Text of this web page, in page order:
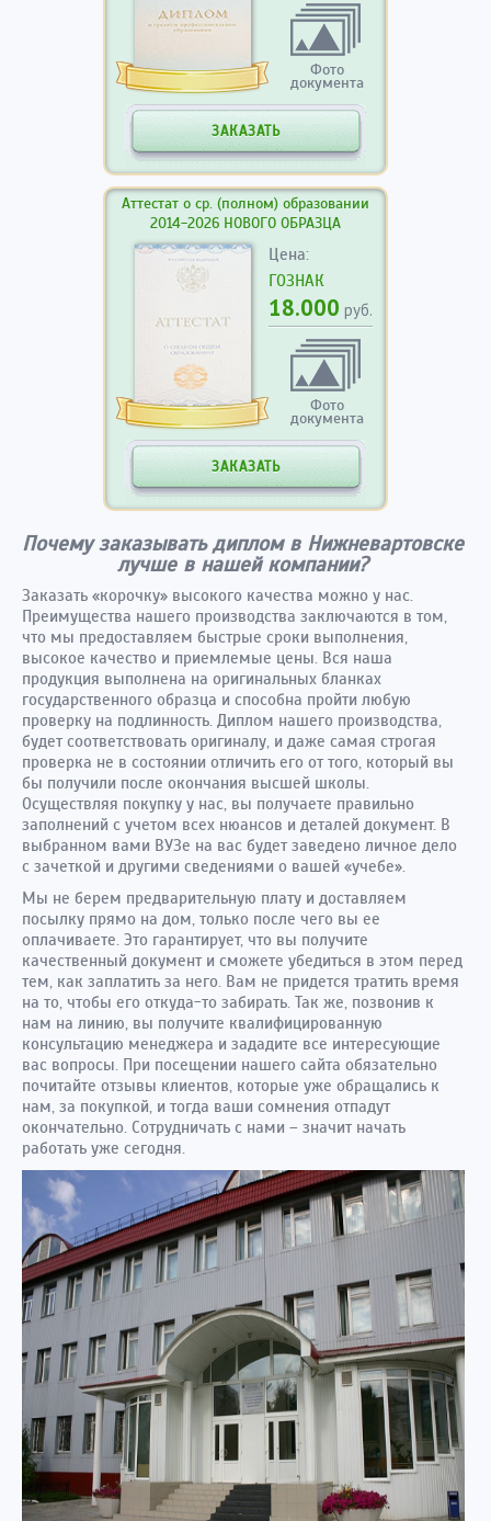
Фото
документа
ЗАКАЗАТЬ
Аттестат о ср. (полном) образовании
2014-2026 НОВОГО ОБРАЗЦА
Цена:
ГОЗНАК
18.000 руб.
Фото
документа
ЗАКАЗАТЬ
Почему заказывать диплом в Нижневартовске
лучше в нашей компании?
Заказать «корочку» высокого качества можно у нас.
Преимущества нашего производства заключаются в том,
что мы предоставляем быстрые сроки выполнения,
высокое качество и приемлемые цены. Вся наша
продукция выполнена на оригинальных бланках
государственного образца и способна пройти любую
проверку на подлинность. Диплом нашего производства,
будет соответствовать оригиналу, и даже самая строгая
проверка не в состоянии отличить его от того, который вы
бы получили после окончания высшей школы.
Осуществляя покупку у нас, вы получаете правильно
заполнений с учетом всех нюансов и деталей документ. В
выбранном вами ВУЗе на вас будет заведено личное дело
с зачеткой и другими сведениями о вашей «учебе».
Мы не берем предварительную плату и доставляем
посылку прямо на дом, только после чего вы ее
оплачиваете. Это гарантирует, что вы получите
качественный документ и сможете убедиться в этом перед
тем, как заплатить за него. Вам не придется тратить время
на то, чтобы его откуда-то забирать. Так же, позвонив к
нам на линию, вы получите квалифицированную
консультацию менеджера и зададите все интересующие
вас вопросы. При посещении нашего сайта обязательно
почитайте отзывы клиентов, которые уже обращались к
нам, за покупкой, и тогда ваши сомнения отпадут
окончательно. Сотрудничать с нами – значит начать
работать уже сегодня.